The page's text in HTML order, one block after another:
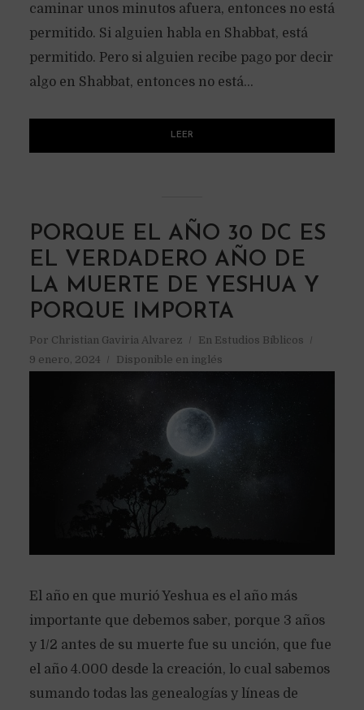
caminar unos minutos afuera, entonces no está
permitido. Si alguien habla en Shabbat, está
permitido. Pero si alguien recibe pago por decir
algo en Shabbat, entonces no está...
LEER
PORQUE EL AÑO 30 DC ES
EL VERDADERO AÑO DE
LA MUERTE DE YESHUA Y
PORQUE IMPORTA
Por Christian Gaviria Alvarez En Estudios Bíblicos
9 enero, 2024
Disponible en inglés
El año en que murió Yeshua es el año más
importante que debemos saber, porque 3 años
y 1/2 antes de su muerte fue su unción, que fue
el año 4.000 desde la creación, lo cual sabemos
sumando todas las genealogías y líneas de